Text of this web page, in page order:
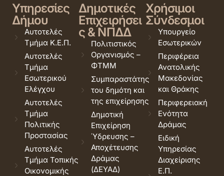
Υπηρεσίες
Δήμου
Αυτοτελές
Τμήμα Κ.Ε.Π.
Αυτοτελές
Τμήμα
Εσωτερικού
Ελέγχου
Αυτοτελές
Τμήμα
Πολιτικής
Προστασίας
Αυτοτελές
Τμήμα Τοπικής
Οικονομικής
Δημοτικές
Επιχειρήσει
ς & ΝΠΔΔ
Πολιτιστικός
Οργανισμός –
ΦΤΜΜ
Συμπαραστάτης
του δημότη και
της επιχείρησης
Δημοτική
Επιχείρηση
Ύδρευσης –
Αποχέτευσης
Δράμας
(ΔΕΥΑΔ)
Χρήσιμοι
Σύνδεσμοι
Υπουργείο
Εσωτερικών
Περιφέρεια
Ανατολικής
Μακεδονίας
και Θράκης
Περιφερειακή
Ενότητα
Δράμας
Ειδική
Υπηρεσίας
Διαχείρισης
Ε.Π.